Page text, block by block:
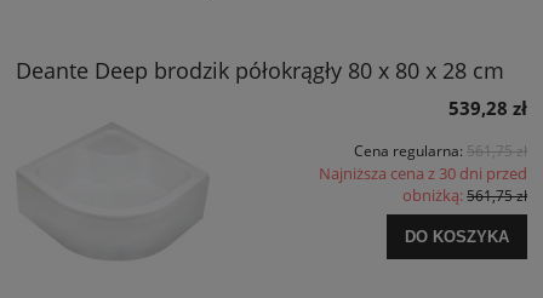
Deante Deep brodzik półokrągły 80 x 80 x 28 cm
539,28 zł
Cena regularna: 561,75 zł
Najniższa cena z 30 dni przed
obniżką:561,75 zł
DO KOSZYKA